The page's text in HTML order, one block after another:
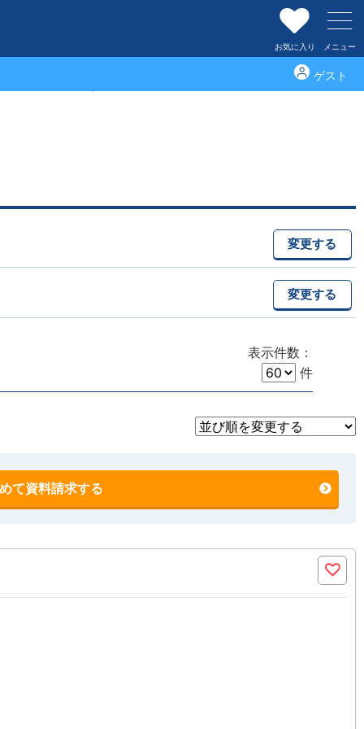
お気に入り メニュー
ゲスト
変更する
変更する
表示件数：
件
て資料請求する